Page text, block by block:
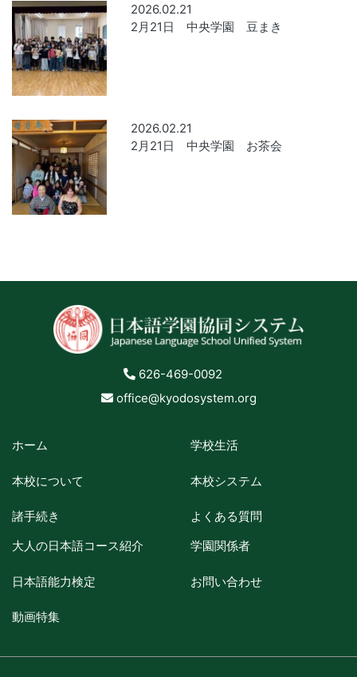
2026.02.21
2月21日 中央学園 豆まき
2026.02.21
2月21日 中央学園 お茶会
626-469-0092
office@kyodosystem.org
ホーム
本校について
諸手続き
学校生活
本校システム
よくある質問
大人の日本語コース紹介
日本語能力検定
動画特集
学園関係者
お問い合わせ